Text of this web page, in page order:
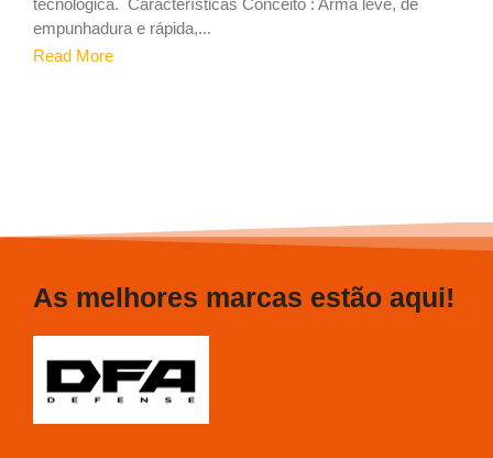
tecnológica. Características Conceito : Arma leve, de
empunhadura e rápida,...
Read More
As melhores marcas estão aqui!